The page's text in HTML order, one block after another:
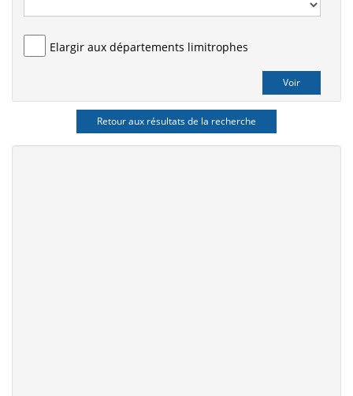
Elargir aux départements limitrophes
Retour aux résultats de la recherche